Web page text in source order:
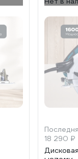
18 290 ₽